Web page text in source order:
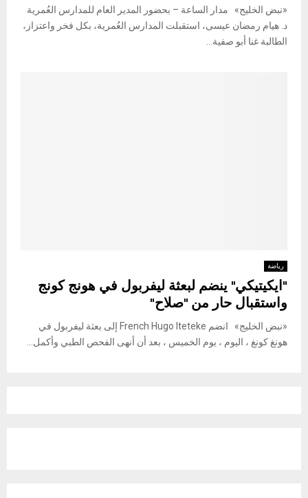
«نبض الخليج» مدار الساعة – بحضور المدير العام للمدارس العُمرية
د. هيام رمضان عيسى، استقبلت المدارس العُمرية، بكل فخر واعتزاز،
الطالبة غنا أبو صفية...
رياضة
"ايكيتيكي" ينضم لبعثة ليفربول في هونج كونج
واستقبال حار من "صلاح"
«نبض الخليج» انضم French Hugo Iteteke إلى بعثة ليفربول في
هونغ كونغ ، اليوم ، يوم الخميس ، بعد أن أنهى الفحص الطبي وأكمل...